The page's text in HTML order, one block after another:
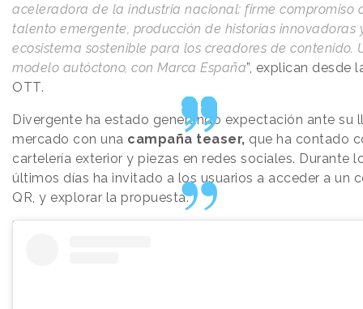
aceleradora de la industria nacional: firme compromiso
talento emergente, producción de historias innovadoras
ecosistema sostenible para los creadores de contenido.
modelo autóctono, con Marca España”, explican desde
OTT.
Divergente ha estado generando expectación ante su
mercado con una campaña teaser, que ha contado
cartelería exterior y piezas en redes sociales. Durante
últimos días ha invitado a los usuarios a acceder a un
QR, y explorar la propuesta.